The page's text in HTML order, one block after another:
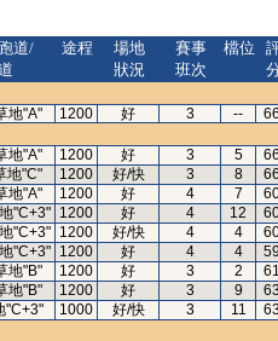
道/
途程
場地
狀況
賽事
班次
檔位
地"A" 1200 好 3 --
地"A" 1200 好 3 5
地"C" 1200 好/快 3 8
地"A" 1200 好 4 7
"C+3" 1200 好 4 12
"C+3" 1200 好/快 4 4
"C+3" 1200 好 4 4
地"B" 1200 好 3 2
地"B" 1200 好 3 9
"C+3" 1000 好/快 3 11